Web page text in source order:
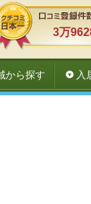
3万
から探す 入